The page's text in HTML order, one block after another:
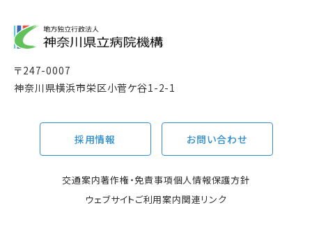
〒247-0007
神奈川県横浜市栄区小菅ケ谷1-2-1
採用情報 お問い合わせ
交通案内著作権・免責事項個人情報保護方針
ウェブサイトご利用案内関連リンク